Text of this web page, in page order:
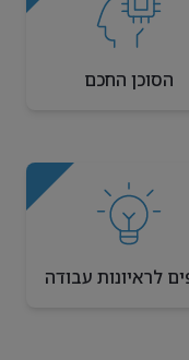
הסוכן החכם
לראיונות עבודה